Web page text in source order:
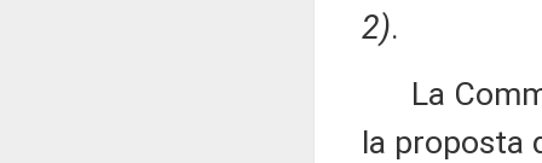
2).
La
la proposta